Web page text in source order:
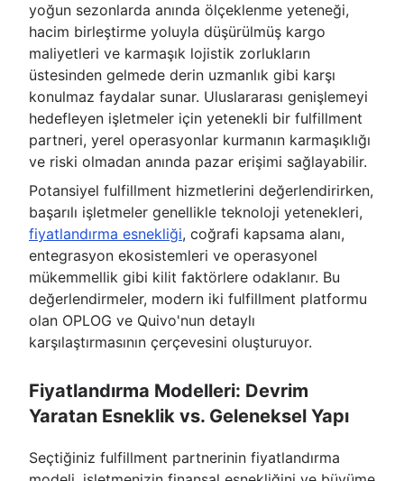
yoğun sezonlarda anında ölçeklenme yeteneği,
hacim birleştirme yoluyla düşürülmüş kargo
maliyetleri ve karmaşık lojistik zorlukların
üstesinden gelmede derin uzmanlık gibi karşı
konulmaz faydalar sunar. Uluslararası genişlemeyi
hedefleyen işletmeler için yetenekli bir fulfillment
partneri, yerel operasyonlar kurmanın karmaşıklığı
ve riski olmadan anında pazar erişimi sağlayabilir.
Potansiyel fulfillment hizmetlerini değerlendirirken,
başarılı işletmeler genellikle teknoloji yetenekleri,
fiyatlandırma esnekliği, coğrafi kapsama alanı,
entegrasyon ekosistemleri ve operasyonel
mükemmellik gibi kilit faktörlere odaklanır. Bu
değerlendirmeler, modern iki fulfillment platformu
olan OPLOG ve Quivo'nun detaylı
karşılaştırmasının çerçevesini oluşturuyor.
Fiyatlandırma Modelleri: Devrim
Yaratan Esneklik vs. Geleneksel Yapı
Seçtiğiniz fulfillment partnerinin fiyatlandırma